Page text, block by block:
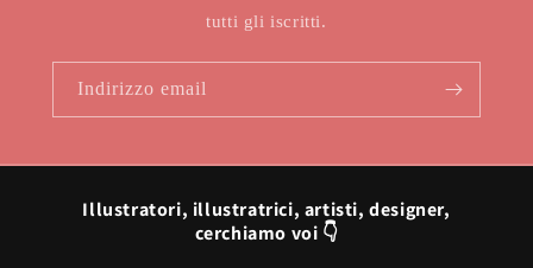
tutti gli iscritti.
Indirizzo email
Illustratori, illustratrici, artisti, designer,
cerchiamo voi 👇